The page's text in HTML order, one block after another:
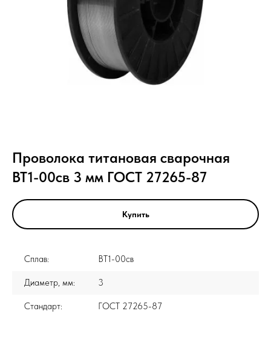
Проволока титановая сварочная
ВТ1-00св 3 мм ГОСТ 27265-87
Купить
Сплав: ВТ1-00св
Диаметр, мм: 3
Стандарт: ГОСТ 27265-87